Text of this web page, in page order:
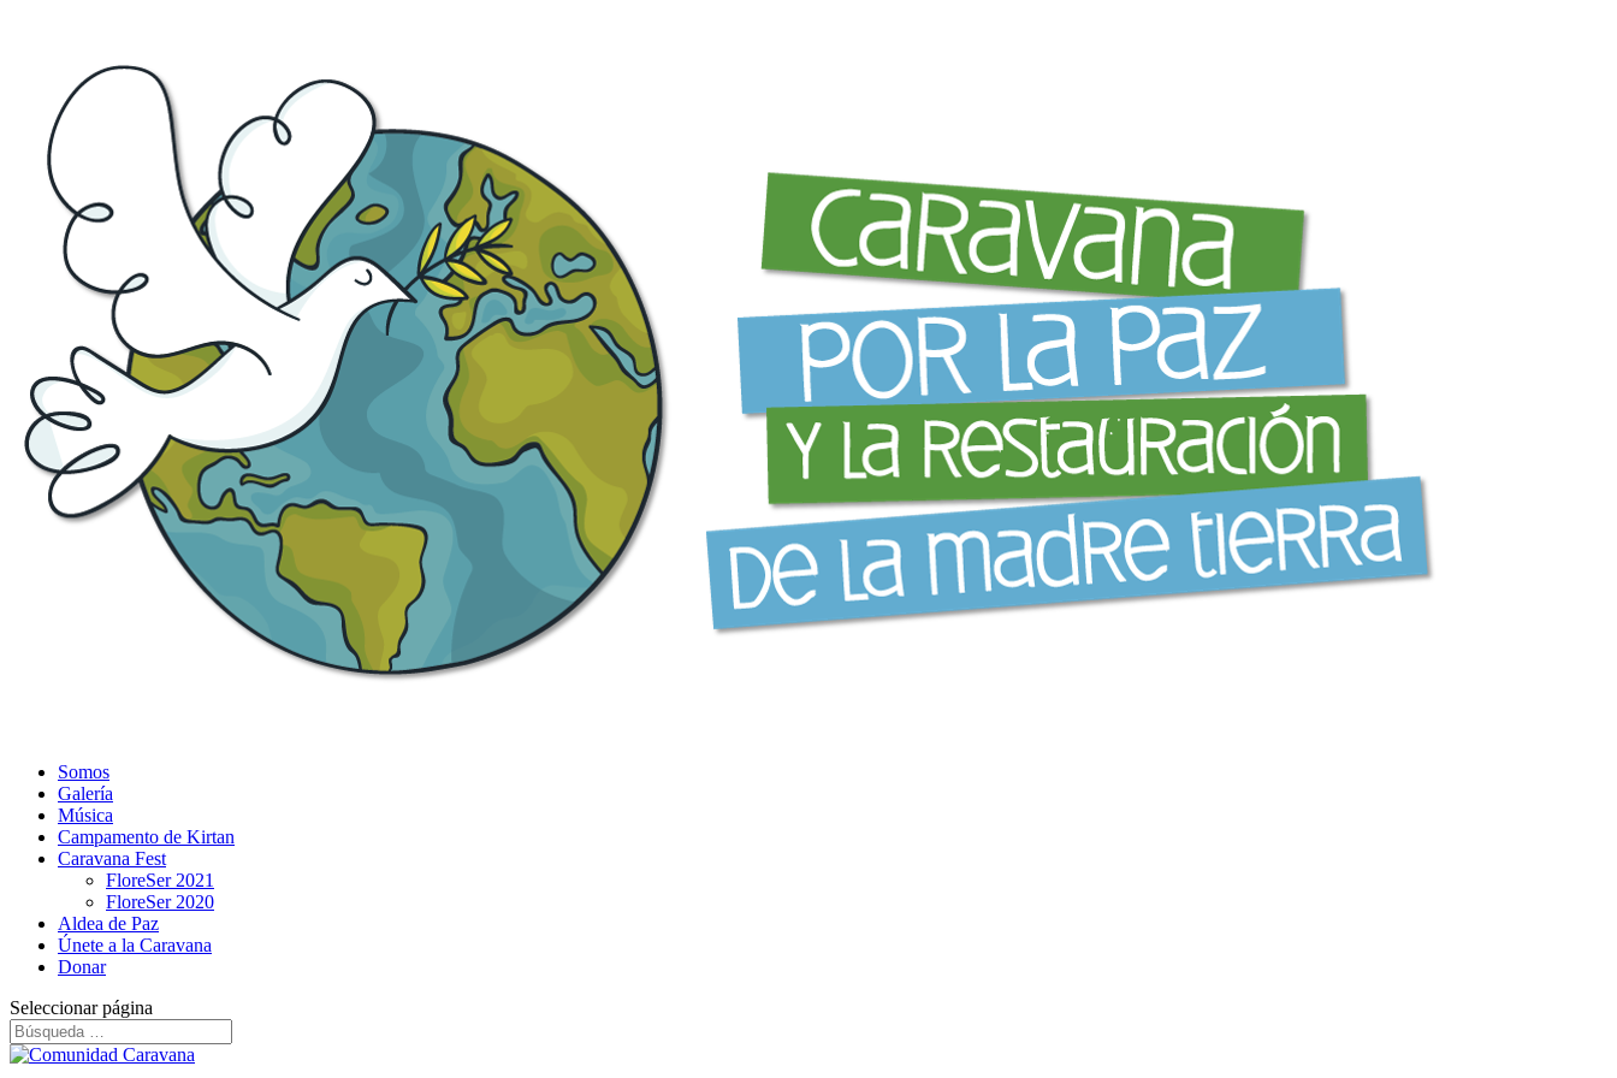
Somos
Galería
Música
Campamento de Kirtan
Caravana Fest
FloreSer 2021
FloreSer 2020
Aldea de Paz
Únete a la Caravana
Donar
Seleccionar página